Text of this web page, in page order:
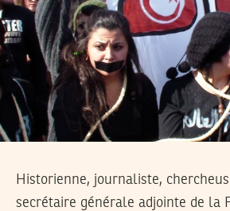
Historienne, journaliste,
secrétaire générale adjointe de la